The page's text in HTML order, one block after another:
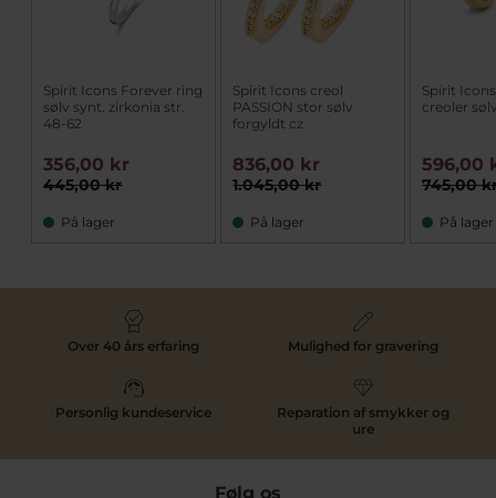
Spirit Icons Forever ring
sølv synt. zirkonia str.
48-62
445,00 kr
356,00 kr
På lager
Spirit Icons creol
PASSION stor sølv
forgyldt cz
1.045,00 kr
836,00 kr
På lager
Spirit
creoler
745,00
596,00
På lager
Over 40 års erfaring Mulighed for gravering
Personlig kundeservice
Reparation af smykker og
ure
Følg os